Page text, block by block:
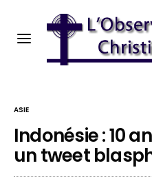
ASIE
Indonésie : 10
un tweet